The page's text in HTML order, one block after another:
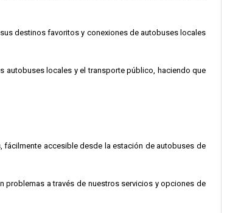
destinos favoritos y conexiones de autobuses locales
locales y el transporte público, haciendo que
fácilmente accesible desde la estación de autobuses de
problemas a través de nuestros servicios y opciones de